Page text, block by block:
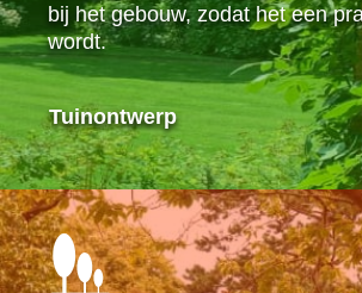
bij het gebouw, zodat het een
wordt.
Tuinontwerp